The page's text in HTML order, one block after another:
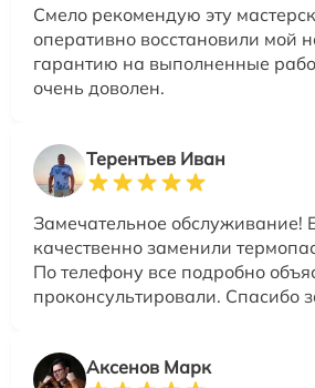
Смело рекомендую эту
оперативно восстановили мой
гарантию на выполненные
очень доволен.
Терентьев Иван
Замечательное обслуживание!
качественно заменили
По телефону все подробно
проконсультировали. Спасибо
Аксенов Марк